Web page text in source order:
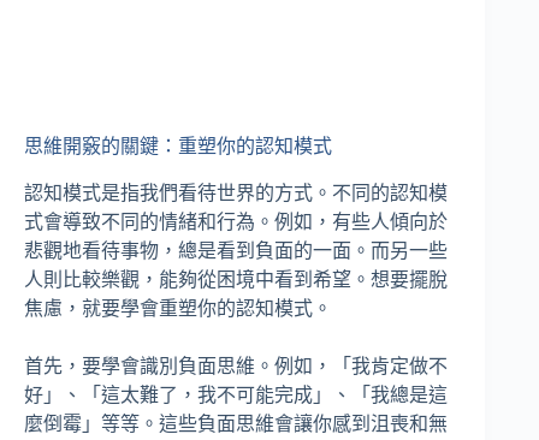
思維開竅的關鍵：重塑你的認知模式
認知模式是指我們看待世界的方式。不同的認知模
式會導致不同的情緒和行為。例如，有些人傾向於
悲觀地看待事物，總是看到負面的一面。而另一些
人則比較樂觀，能夠從困境中看到希望。想要擺脫
焦慮，就要學會重塑你的認知模式。
首先，要學會識別負面思維。例如，「我肯定做不
好」、「這太難了，我不可能完成」、「我總是這
麼倒霉」等等。這些負面思維會讓你感到沮喪和無